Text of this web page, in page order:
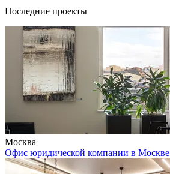
Последние проекты
Москва
Офис юридической компании в Москве